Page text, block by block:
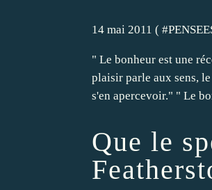
14 mai 2011 ( #
" Le bonheur est une
plaisir parle aux sens,
s'en apercevoir." " Le
Que le